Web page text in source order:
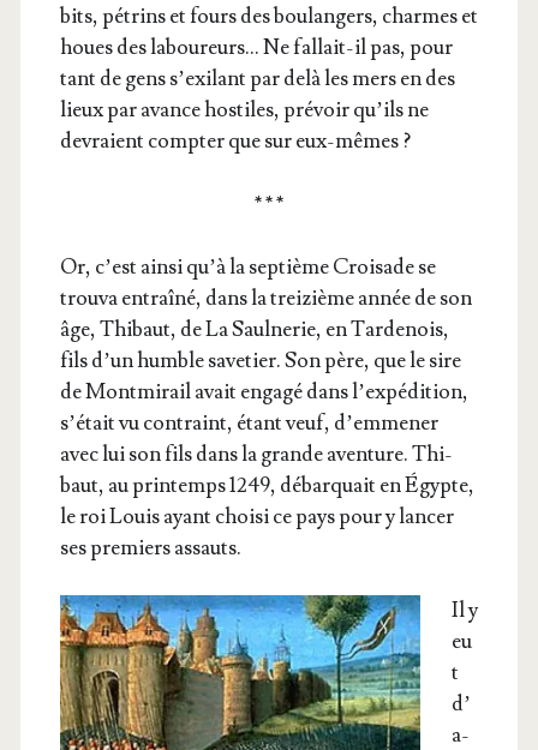
bits, pétrins et fours des bou­lan­gers, charmes et
houes des labou­reurs… Ne fal­lait-il pas, pour
tant de gens s’exi­lant par delà les mers en des
lieux par avance hos­tiles, pré­voir qu’ils ne
devraient comp­ter que sur eux-mêmes ?
* * *
Or, c’est ain­si qu’à la sep­tième Croi­sade se
trou­va entraî­né, dans la trei­zième année de son
âge, Thi­baut, de La Saul­ne­rie, en Tar­de­nois,
fils d’un humble save­tier. Son père, que le sire
de Mont­mi­rail avait enga­gé dans l’ex­pé­di­tion,
s’é­tait vu contraint, étant veuf, d’emmener
avec lui son fils dans la grande aven­ture. Thi­
baut, au prin­temps 1249, débar­quait en Égypte,
le roi Louis ayant choi­si ce pays pour y lan­cer
ses pre­miers assauts.
Il y
eu
t
d’
a­